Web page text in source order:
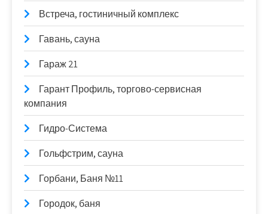
Встреча, гостиничный комплекс
Гавань, сауна
Гараж 21
Гарант Профиль, торгово-сервисная
компания
Гидро-Система
Гольфстрим, сауна
Горбани, Баня №11
Городок, баня